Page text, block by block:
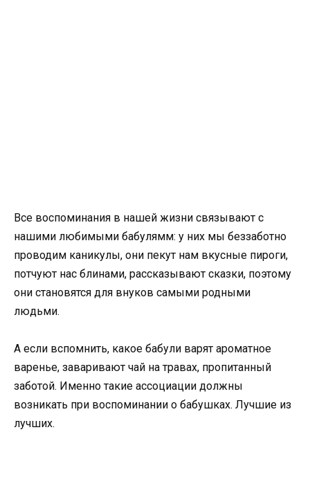
Все воспоминания в нашей жизни связывают с
нашими любимыми бабулямм: у них мы беззаботно
проводим каникулы, они пекут нам вкусные пироги,
потчуют нас блинами, рассказывают сказки, поэтому
они становятся для внуков самыми родными
людьми.
А если вспомнить, какое бабули варят ароматное
варенье, заваривают чай на травах, пропитанный
заботой. Именно такие ассоциации должны
возникать при воспоминании о бабушках. Лучшие из
лучших.